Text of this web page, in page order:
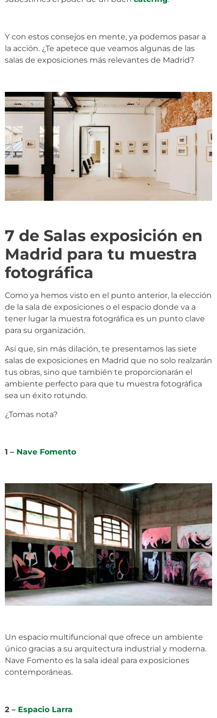
Y con estos consejos en mente, ya podemos pasar a
la acción. ¿Te apetece que veamos algunas de las
salas de exposiciones más relevantes de Madrid?
7 de Salas exposición en
Madrid para tu muestra
fotográfica
Como ya hemos visto en el punto anterior, la elección
de la sala de exposiciones o el espacio donde va a
tener lugar la muestra fotográfica es un punto clave
para su organización.
Así que, sin más dilación, te presentamos las siete
salas de exposiciones en Madrid que no solo realzarán
tus obras, sino que también te proporcionarán el
ambiente perfecto para que tu muestra fotográfica
sea un éxito rotundo.
¿Tomas nota?
1 – Nave Fomento
Un espacio multifuncional que ofrece un ambiente
único gracias a su arquitectura industrial y moderna.
Nave Fomento es la sala ideal para exposiciones
contemporáneas.
2 – Espacio Larra